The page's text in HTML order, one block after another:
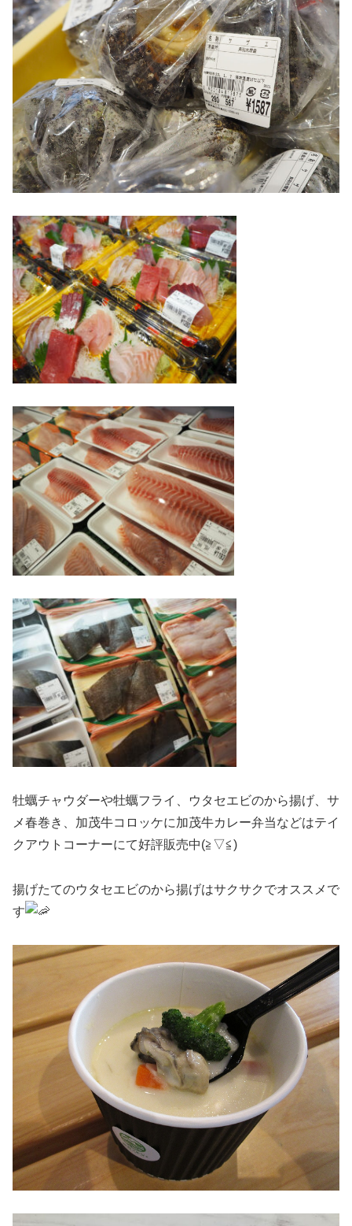
牡蠣チャウダーや牡蠣フライ、ウタセエビのから揚げ、サ
メ春巻き、加茂牛コロッケに加茂牛カレー弁当などはテイ
クアウトコーナーにて好評販売中(≧▽≦)
揚げたてのウタセエビのから揚げはサクサクでオススメで
す